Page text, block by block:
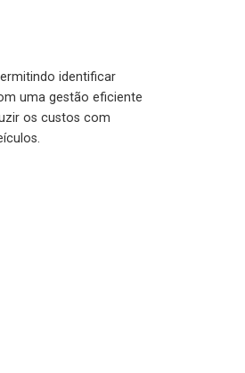
identificar
uma gestão eficiente
os custos com